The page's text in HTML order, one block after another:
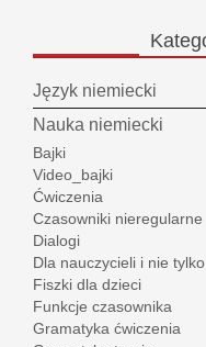
Język niemiecki
Nauka niemiecki
Bajki
Video_bajki
Ćwiczenia
Czasowniki nieregularne
Dialogi
Dla nauczycieli i nie tylko
Fiszki dla dzieci
Funkcje czasownika
Gramatyka ćwiczenia